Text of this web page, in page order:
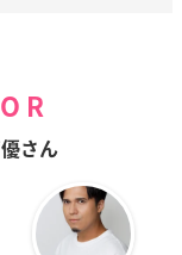
さん